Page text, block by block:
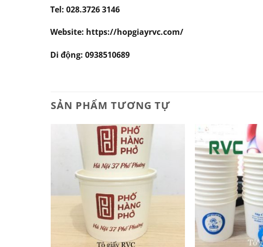
Tel: 028.3726 3146
Website: https://hopgiayrvc.com/
Di động: 0938510689
SẢN PHẨM TƯƠNG TỰ